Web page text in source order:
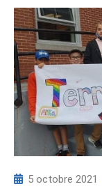
5 octobre 2021